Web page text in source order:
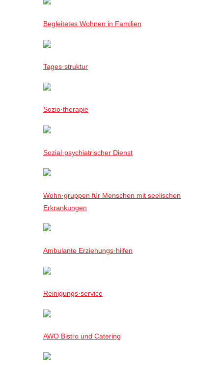
Begleitetes Wohnen in Familien
Tages·struktur
Sozio·therapie
Sozial·psychiatrischer Dienst
Wohn·gruppen für Menschen mit seelischen
Erkrankungen
Ambulante Erziehungs·hilfen
Reinigungs·service
AWO Bistro und Catering